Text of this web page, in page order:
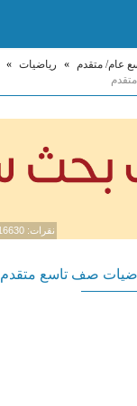
عام/ متقدم » رياضيات »
نقرات: 616630 / مشاهدات: 343157170
صف تاسع متقدم